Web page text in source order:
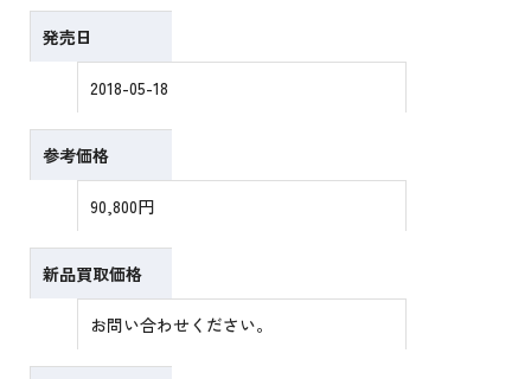
発売日
2018-05-18
参考価格
90,800円
新品買取価格
お問い合わせください。